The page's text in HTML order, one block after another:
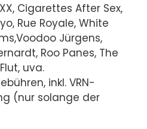
Cigarettes After Sex,
Rue Royale, White
Jürgens,
Roo Panes, The
uva.
inkl. VRN-
(nur solange der